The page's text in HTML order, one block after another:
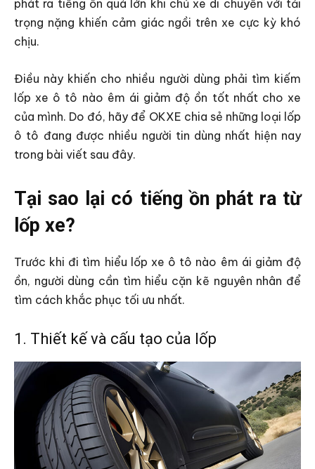
phát ra tiếng ồn quá lớn khi chủ xe di chuyển với tải
trọng nặng khiến cảm giác ngồi trên xe cực kỳ khó
chịu.
Điều này khiến cho nhiều người dùng phải tìm kiếm
lốp xe ô tô nào êm ái giảm độ ồn tốt nhất cho xe
của mình. Do đó, hãy để OKXE chia sẻ những loại lốp
ô tô đang được nhiều người tin dùng nhất hiện nay
trong bài viết sau đây.
Tại sao lại có tiếng ồn phát ra từ
lốp xe?
Trước khi đi tìm hiểu lốp xe ô tô nào êm ái giảm độ
ồn, người dùng cần tìm hiểu cặn kẽ nguyên nhân để
tìm cách khắc phục tối ưu nhất.
1. Thiết kế và cấu tạo của lốp